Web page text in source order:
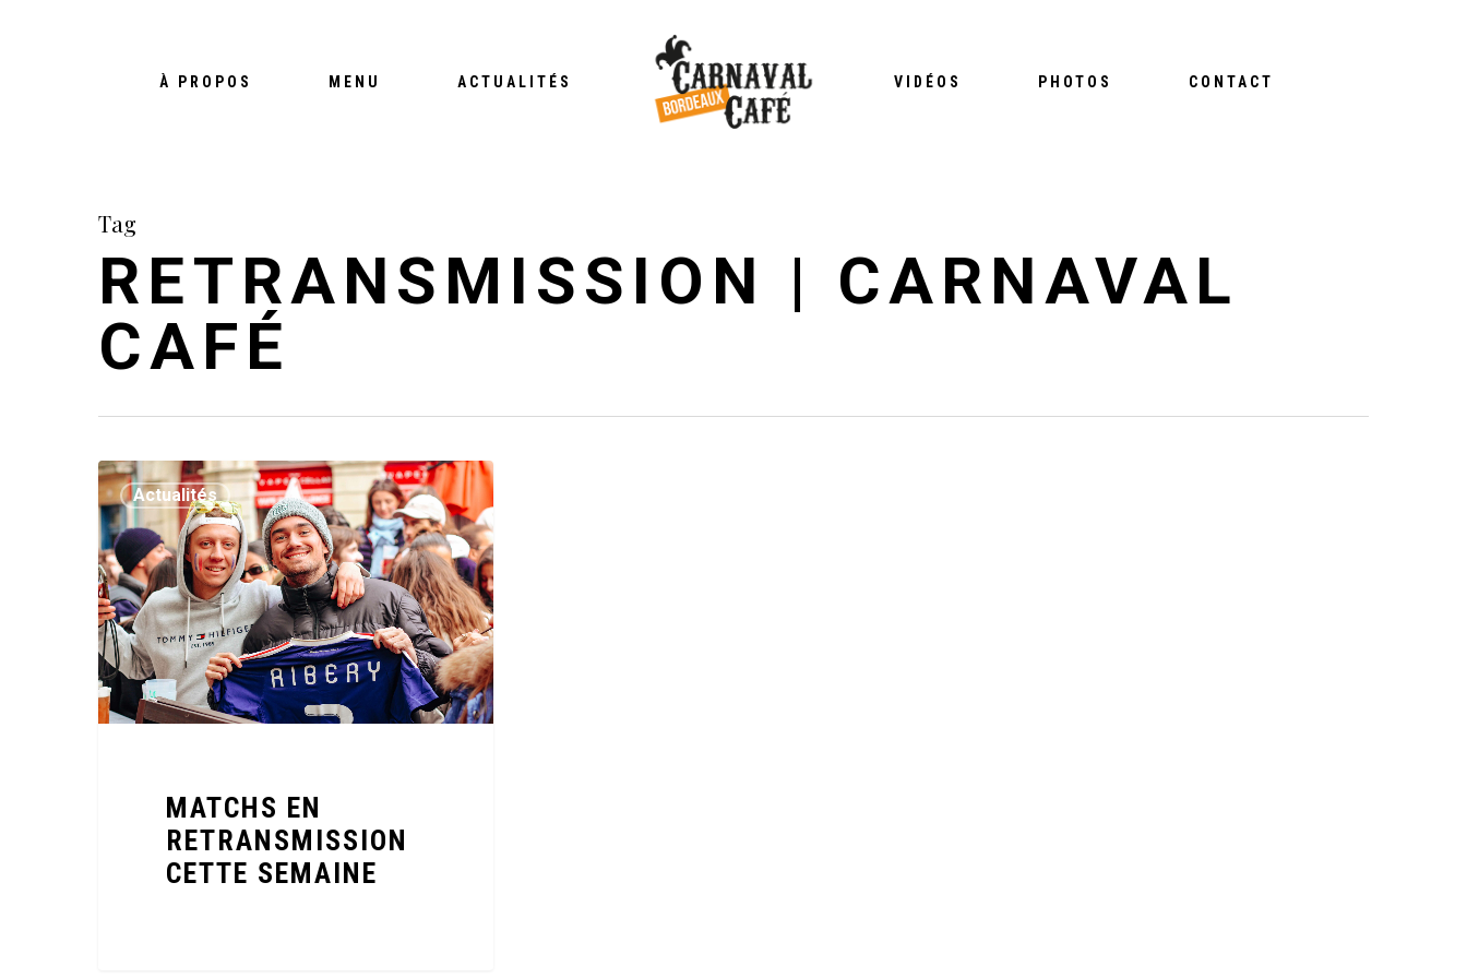
À PROPOS MENU ACTUALITÉS VIDÉOS PHOTOS CONTACT
Tag
RETRANSMISSION | CARNAVAL
CAFÉ
Actualités
MATCHS EN
RETRANSMISSION
CETTE SEMAINE